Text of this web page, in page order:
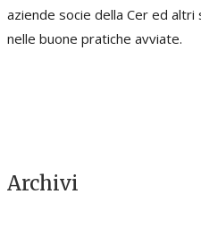
aziende socie della Cer ed
nelle buone pratiche avviate.
Archivi